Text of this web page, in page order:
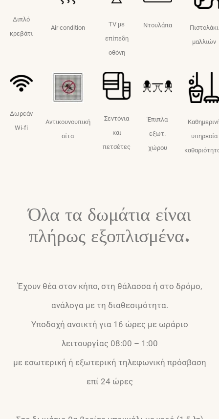
Διπλό
κρεβάτι
Air condition
TV με
επίπεδη
οθόνη
Ντουλάπα
Πιστολάκι
μαλλιών
Δωρεάν
Wi-fi
Αντικουνουπική
σίτα
Σεντόνια
και
πετσέτες
Έπιπλα
εξωτ.
χώρου
υπηρεσία
Όλα τα δωμάτια είναι
πλήρως εξοπλισμένα.
Έχουν θέα στον κήπο, στη θάλασσα ή στο δρόμο,
ανάλογα με τη διαθεσιμότητα.
Υποδοχή ανοικτή για 16 ώρες με ωράριο
λειτουργίας 08:00 – 1:00
με εσωτερική ή εξωτερική τηλεφωνική πρόσβαση
επί 24 ώρες